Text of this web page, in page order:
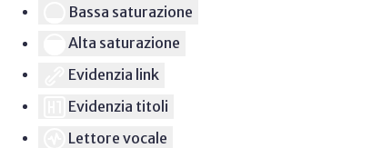
Bassa saturazione
Alta saturazione
Evidenzia link
Evidenzia titoli
Lettore vocale